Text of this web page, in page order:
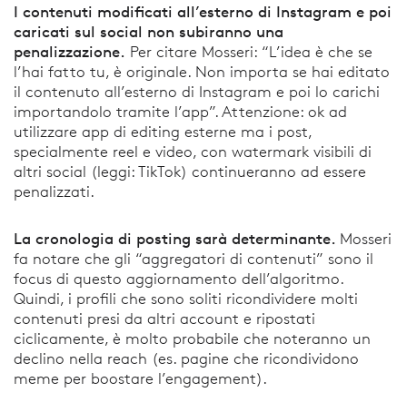
I contenuti modificati all’esterno di Instagram e poi
caricati sul social non subiranno una
penalizzazione. Per citare Mosseri: “L’idea è che se
l’hai fatto tu, è originale. Non importa se hai editato
il contenuto all’esterno di Instagram e poi lo carichi
importandolo tramite l’app”. Attenzione: ok ad
utilizzare app di editing esterne ma i post,
specialmente reel e video, con watermark visibili di
altri social (leggi: TikTok) continueranno ad essere
penalizzati.
La cronologia di posting sarà determinante. Mosseri
fa notare che gli “aggregatori di contenuti” sono il
focus di questo aggiornamento dell’algoritmo.
Quindi, i profili che sono soliti ricondividere molti
contenuti presi da altri account e ripostati
ciclicamente, è molto probabile che noteranno un
declino nella reach (es. pagine che ricondividono
meme per boostare l’engagement).